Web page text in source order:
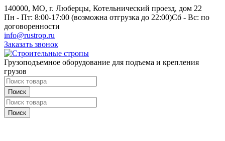
140000, МО, г. Люберцы, Котельнический проезд, дом 22
Пн - Пт: 8:00-17:00 (возможна отгрузка до 22:00)Сб - Вс: по
договоренности
info@rustrop.ru
Заказать звонок
Грузоподъемное оборудование для подъема и крепления
грузов
Поиск
Поиск